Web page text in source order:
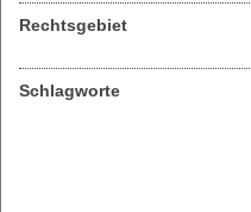
Rechtsgebiet
Schlagworte